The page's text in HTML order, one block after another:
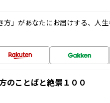
」があなたにお届けする、人
のことばと絶景１００